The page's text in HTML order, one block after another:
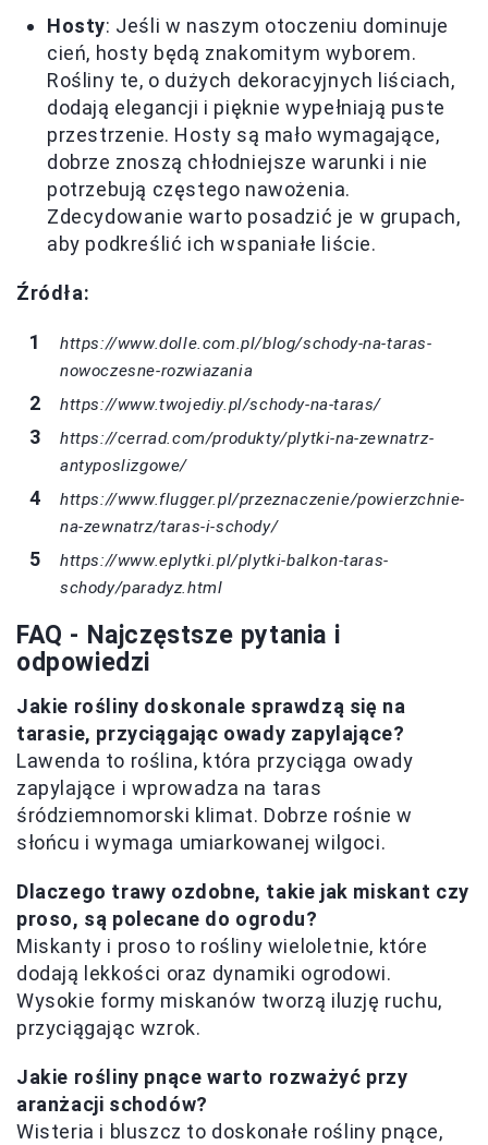
Hosty: Jeśli w naszym otoczeniu dominuje
cień, hosty będą znakomitym wyborem.
Rośliny te, o dużych dekoracyjnych liściach,
dodają elegancji i pięknie wypełniają puste
przestrzenie. Hosty są mało wymagające,
dobrze znoszą chłodniejsze warunki i nie
potrzebują częstego nawożenia.
Zdecydowanie warto posadzić je w grupach,
aby podkreślić ich wspaniałe liście.
Źródła:
https://www.dolle.com.pl/blog/schody-na-taras-
nowoczesne-rozwiazania
https://www.twojediy.pl/schody-na-taras/
https://cerrad.com/produkty/plytki-na-zewnatrz-
antyposlizgowe/
https://www.flugger.pl/przeznaczenie/powierzchnie-
na-zewnatrz/taras-i-schody/
https://www.eplytki.pl/plytki-balkon-taras-
schody/paradyz.html
FAQ - Najczęstsze pytania i
odpowiedzi
Jakie rośliny doskonale sprawdzą się na
tarasie, przyciągając owady zapylające?
Lawenda to roślina, która przyciąga owady
zapylające i wprowadza na taras
śródziemnomorski klimat. Dobrze rośnie w
słońcu i wymaga umiarkowanej wilgoci.
Dlaczego trawy ozdobne, takie jak miskant czy
proso, są polecane do ogrodu?
Miskanty i proso to rośliny wieloletnie, które
dodają lekkości oraz dynamiki ogrodowi.
Wysokie formy miskanów tworzą iluzję ruchu,
przyciągając wzrok.
Jakie rośliny pnące warto rozważyć przy
aranżacji schodów?
Wisteria i bluszcz to doskonałe rośliny pnące,